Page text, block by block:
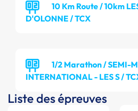
10 Km Route / 10km
D'OLONNE / TCX
1/2 Marathon / SEMI-
INTERNATIONAL - LES S /
Liste des épreuves